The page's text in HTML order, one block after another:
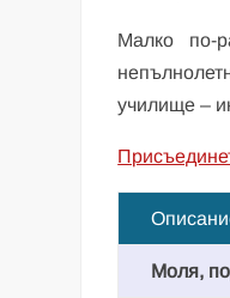
Малко по-
училище –
Моля,